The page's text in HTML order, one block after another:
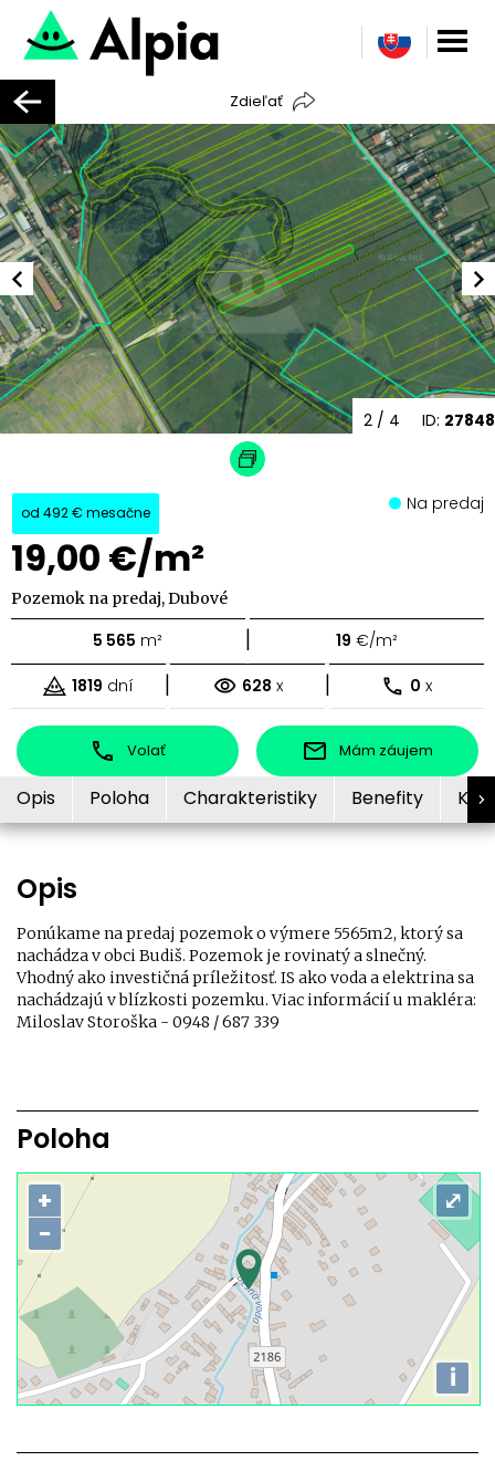
Zdieľať
ID: 27848
2 / 4
od 492 € mesačne
19,00 €/m²
Na predaj
Pozemok na predaj, Dubové
5 565 m² | 19 €/m²
1819 dní | 628 x | 0 x
Volať Mám záujem
Opis Poloha Charakteristiky Benefity
Opis
Ponúkame na predaj pozemok o výmere 5565m2, ktorý sa
nachádza v obci Budiš. Pozemok je rovinatý a slnečný.
Vhodný ako investičná príležitosť. IS ako voda a elektrina sa
nachádzajú v blízkosti pozemku. Viac informácií u makléra:
Miloslav Storoška - 0948 / 687 339
Poloha
+
−
i
⤢